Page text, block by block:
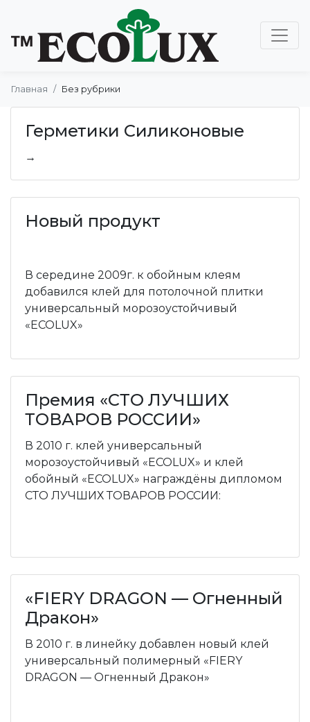
Главная Без рубрики
Герметики Силиконовые
→
Новый продукт
В середине 2009г. к обойным клеям
добавился клей для потолочной плитки
универсальный морозоустойчивый
«ECOLUX»
Премия «СТО ЛУЧШИХ
ТОВАРОВ РОССИИ»
В 2010 г. клей универсальный
морозоустойчивый «ECOLUX» и клей
обойный «ECOLUX» награждёны дипломом
СТО ЛУЧШИХ ТОВАРОВ РОССИИ:
«FIERY DRAGON — Огненный
Дракон»
В 2010 г. в линейку добавлен новый клей
универсальный полимерный «FIERY
DRAGON — Огненный Дракон»